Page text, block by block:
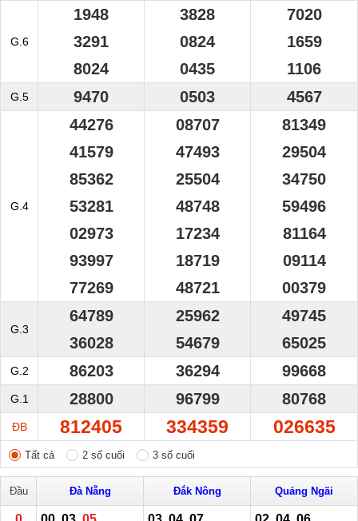
G.6
1948
3291
8024
3828
0824
0435
7020
1659
1106
G.5 9470 0503 4567
G.4
44276
41579
85362
53281
02973
93997
77269
08707
47493
25504
48748
17234
18719
48721
81349
29504
34750
59496
81164
09114
00379
G.3
64789
36028
25962
54679
49745
65025
G.2 86203 36294 99668
G.1 28800 96799 80768
ĐB 812405 334359 026635
Tất cả 2 số cuối 3 số cuối
Đầu Đà Nẵng Đắk Nông Quảng Ngãi